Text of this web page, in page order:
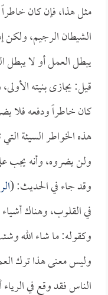
مثل هذا، فإن كان
الشيطان الرجيم،
يبطل العمل أو لا يبطل
قيل: يجازى بنيته
كان خاطراً ودفعه فلا
هذه الخواطر السيئة
ولن يضروه، وأنه يجب
وقد جاء في الحديث: (
في القلوب، وهناك أشياء
وكقوله: ما شاء الله
وليس معنى هذا ترك
الناس فقد وقع في